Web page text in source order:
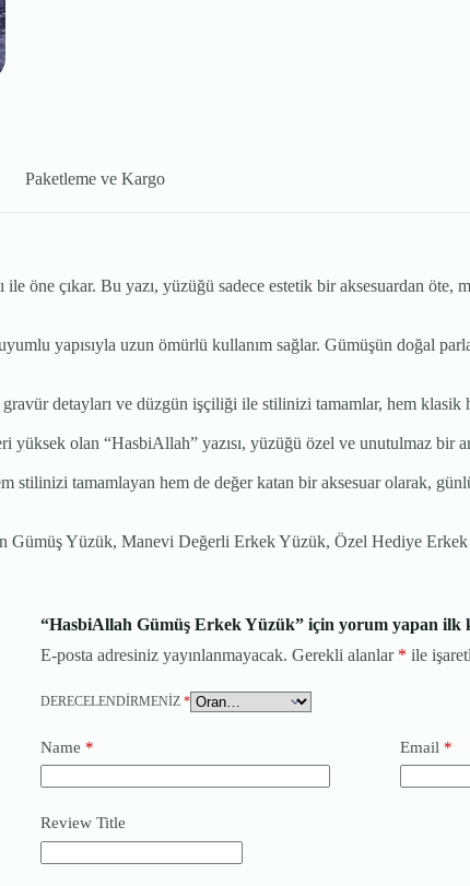
Paketleme ve Kargo
çıkar. Bu yazı, yüzüğü sadece estetik bir aksesuardan öte,
yapısıyla uzun ömürlü kullanım sağlar. Gümüşün doğal
detayları ve düzgün işçiliği ile stilinizi tamamlar, hem klasik
olan “HasbiAllah” yazısı, yüzüğü özel ve unutulmaz bir
tamamlayan hem de değer katan bir aksesuar olarak,
Yüzük, Manevi Değerli Erkek Yüzük, Özel Hediye
“HasbiAllah Gümüş Erkek Yüzük” için yorum yapan ilk
E-posta adresiniz yayınlanmayacak. Gerekli alanlar * ile
DERECELENDIRMENIZ *
Name * Email *
Review Title